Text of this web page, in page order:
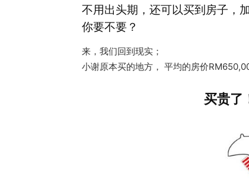
不用出头期，还可以买到房子，
你要不要？
来，我们回到现实；
小谢原本买的地方， 平均的房价
买贵了